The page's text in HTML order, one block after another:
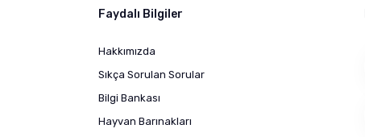
Faydalı Bilgiler
Hakkımızda
Sıkça Sorulan Sorular
Bilgi Bankası
Hayvan Barınakları